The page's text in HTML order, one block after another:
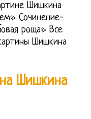
Шишкина
Сочинение-
роща» Все
Шишкина
Шишкина